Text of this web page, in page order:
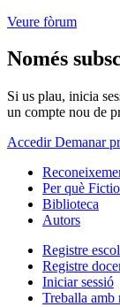
Veure fòrum
Només
Si us plau, inicia
un compte nou de
AccedirDemanar
Per què
Biblioteca
Autors
Registre
Registre
Iniciar sessió
Treballa amb